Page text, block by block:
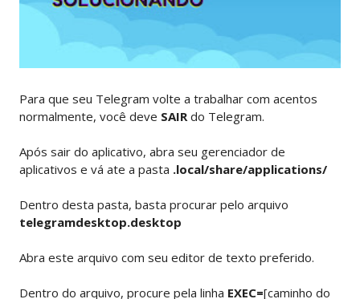
Para que seu Telegram volte a trabalhar com acentos
normalmente, você deve SAIRdo Telegram.
Após sair do aplicativo, abra seu gerenciador de
aplicativos e vá ate a pasta .local/share/applications/
Dentro desta pasta, basta procurar pelo arquivo
telegramdesktop.desktop
Abra este arquivo com seu editor de texto preferido.
Dentro do arquivo, procure pela linha EXEC=[caminho do